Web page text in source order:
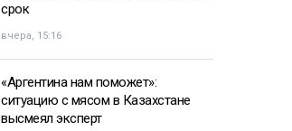
срок
вчера, 15:16
«Аргентина нам поможет»:
ситуацию с мясом в Казахстане
высмеял эксперт